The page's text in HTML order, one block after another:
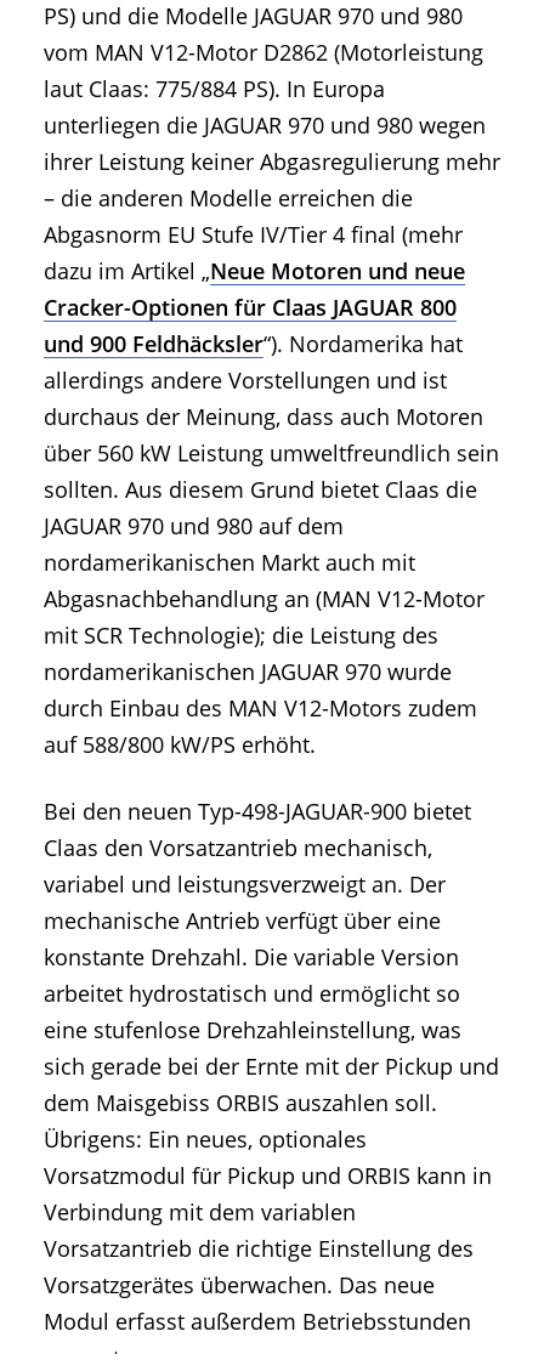
PS) und die Modelle JAGUAR 970 und 980
vom MAN V12-Motor D2862 (Motorleistung
laut Claas: 775/884 PS). In Europa
unterliegen die JAGUAR 970 und 980 wegen
ihrer Leistung keiner Abgasregulierung mehr
– die anderen Modelle erreichen die
Abgasnorm EU Stufe IV/Tier 4 final (mehr
dazu im Artikel „Neue Motoren und neue
Cracker-Optionen für Claas JAGUAR 800
und 900 Feldhäcksler“). Nordamerika hat
allerdings andere Vorstellungen und ist
durchaus der Meinung, dass auch Motoren
über 560 kW Leistung umweltfreundlich sein
sollten. Aus diesem Grund bietet Claas die
JAGUAR 970 und 980 auf dem
nordamerikanischen Markt auch mit
Abgasnachbehandlung an (MAN V12-Motor
mit SCR Technologie); die Leistung des
nordamerikanischen JAGUAR 970 wurde
durch Einbau des MAN V12-Motors zudem
auf 588/800 kW/PS erhöht.
Bei den neuen Typ-498-JAGUAR-900 bietet
Claas den Vorsatzantrieb mechanisch,
variabel und leistungsverzweigt an. Der
mechanische Antrieb verfügt über eine
konstante Drehzahl. Die variable Version
arbeitet hydrostatisch und ermöglicht so
eine stufenlose Drehzahleinstellung, was
sich gerade bei der Ernte mit der Pickup und
dem Maisgebiss ORBIS auszahlen soll.
Übrigens: Ein neues, optionales
Vorsatzmodul für Pickup und ORBIS kann in
Verbindung mit dem variablen
Vorsatzantrieb die richtige Einstellung des
Vorsatzgerätes überwachen. Das neue
Modul erfasst außerdem Betriebsstunden